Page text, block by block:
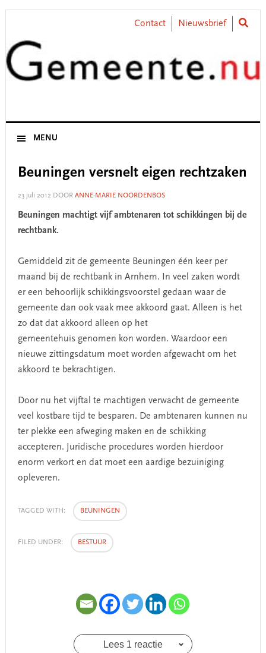
Skip
primary
navigation
Skip
content
Skip
primary
sidebar
Skip
footer
Contact Nieuwsbrief
MENU
Beuningen versnelt eigen rechtzaken
23 juli 2012DOOR ANNE-MARIE NOORDENBOS
Beuningen machtigt vijf ambtenaren tot schikkingen bij de
rechtbank.
Gemiddeld zit de gemeente Beuningen één keer per
maand bij de rechtbank in Arnhem. In veel zaken wordt
er een behoorlijk schikkingsvoorstel gedaan waar de
gemeente dan ook vaak mee akkoord gaat. Alleen is het
zo dat dat akkoord alleen op het
gemeentehuis genomen kon worden. Waardoor een
nieuwe zittingsdatum moet worden afgewacht om het
akkoord te bekrachtigen.
Door nu het vijftal te machtigen verwacht de gemeente
veel kostbare tijd te besparen. De ambtenaren kunnen nu
ter plekke een afweging maken en de schikking
accepteren. Juridische procedures worden hierdoor
enorm verkort en dat moet een aardige bezuiniging
opleveren.
TAGGED WITH: BEUNINGEN
FILED UNDER: BESTUUR
Lees 1 reactie